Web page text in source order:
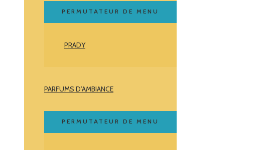
PERMUTATEUR DE MENU
PRADY
PARFUMS D’AMBIANCE
PERMUTATEUR DE MENU